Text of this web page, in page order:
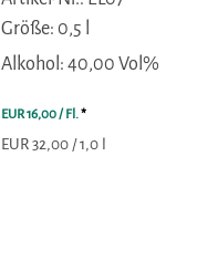
Größe: 0,5 l
Alkohol: 40,00 Vol%
EUR 16,00/ Fl.*
EUR 32,00 / 1,0 l